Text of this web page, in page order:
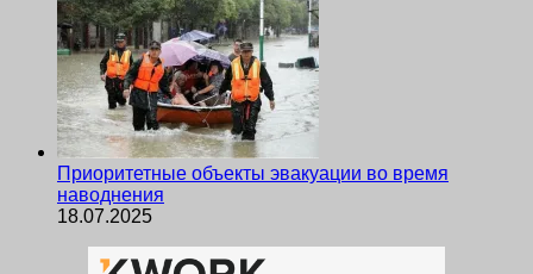
Приоритетные объекты эвакуации во время
наводнения
18.07.2025